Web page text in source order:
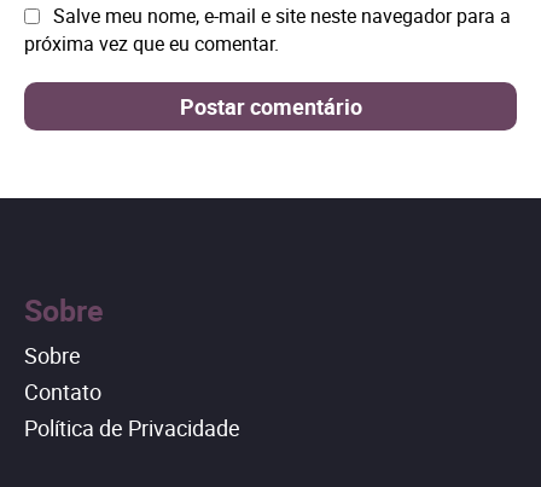
Site: Salve meu nome, e-mail e site neste navegador para a
próxima vez que eu comentar.
Sobre
Sobre
Contato
Política de Privacidade